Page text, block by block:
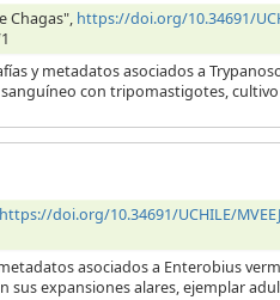
Chagas", https://doi.org/10.34691/
y metadatos asociados a
con tripomastigotes,
https://doi.org/10.34691/UCHILE/
asociados a Enterobius
expansiones alares, ejemplar